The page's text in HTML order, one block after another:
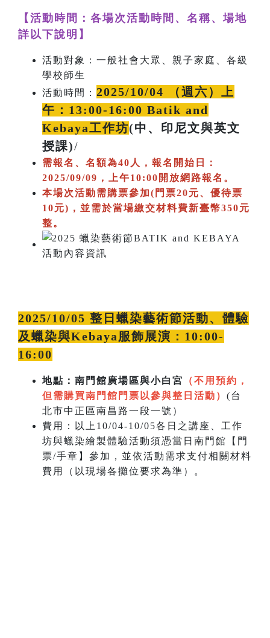
【活動時間：各場次活動時間、名稱、場地
詳以下說明】
活動對象：一般社會大眾、親子家庭、各級
學校師生
活動時間： 2025/10/04 （週六）上
午：13:00-16:00 Batik and
Kebaya工作坊(中、印尼文與英文
授課)/
需報名、名額為40人，報名開始日：
2025/09/09，上午10:00開放網路報名。
本場次活動需購票參加(門票20元、優待票
10元)，並需於當場繳交材料費新臺幣350元
整。
2025/10/05 整日蠟染藝術節活動、體驗
及蠟染與Kebaya服飾展演：10:00-
16:00
地點：南門館廣場區與小白宮
（不用預約，
但需購買南門館門票以參與整日活動） (台
北市中正區南昌路一段一號）
費用：以上10/04-10/05各日之講座、工作
坊與蠟染繪製體驗活動須憑當日南門館【門
票/手章】參加，並依活動需求支付相關材料
費用（以現場各攤位要求為準）。